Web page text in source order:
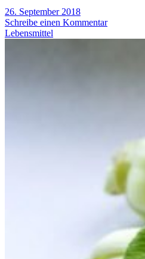
26. September 2018
Schreibe einen Kommentar
Lebensmittel